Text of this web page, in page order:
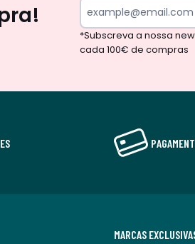
*Subscreva a nossa
cada 100€ de compras
MARCAS